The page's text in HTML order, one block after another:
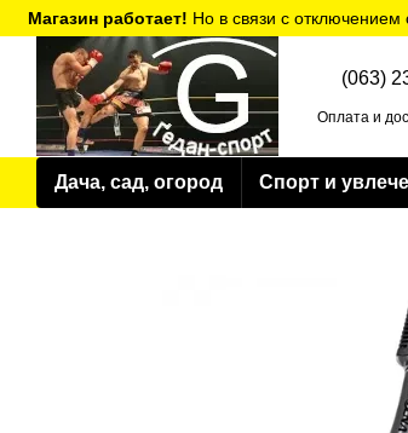
Перейти к основному контенту
Магазин работает! Но в связи с отключением
(063)
Оплата и
Дача, сад, огород Спорт и